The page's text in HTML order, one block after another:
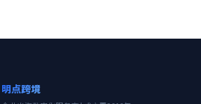
明点跨境